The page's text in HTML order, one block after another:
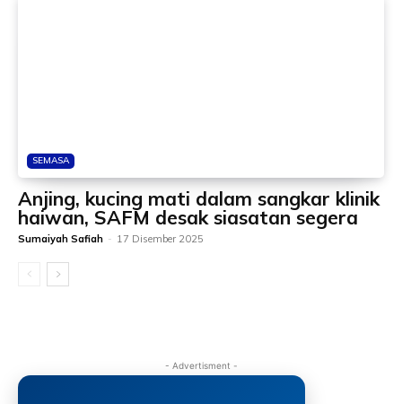
SEMASA
Anjing, kucing mati dalam sangkar klinik
haiwan, SAFM desak siasatan segera
Sumaiyah Safiah - 17 Disember 2025
- Advertisment -